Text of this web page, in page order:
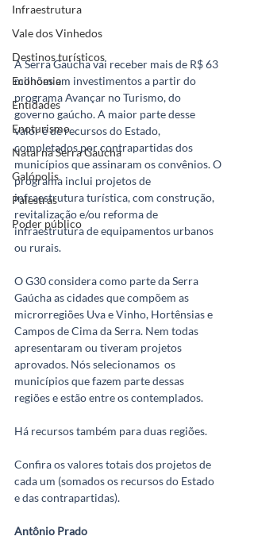
Infraestrutura
Vale dos Vinhedos
Destinos turísticos
Economia
Entidades
Enoturismo
Natal na Serra Gaúcha
Galópolis
Palestras
Poder público
A Serra Gaúcha vai receber mais de R$ 63
milhões em investimentos a partir do
programa Avançar no Turismo, do
governo gaúcho. A maior parte desse
valor é de recursos do Estado,
completados por contrapartidas dos
municípios que assinaram os convênios. O
programa inclui projetos de
infraestrutura turística, com construção,
revitalização e/ou reforma de
infraestrutura de equipamentos urbanos
ou rurais.
O G30 considera como parte da Serra
Gaúcha as cidades que compõem as
microrregiões Uva e Vinho, Hortênsias e
Campos de Cima da Serra. Nem todas
apresentaram ou tiveram projetos
aprovados. Nós selecionamos  os
municípios que fazem parte dessas
regiões e estão entre os contemplados.
Há recursos também para duas regiões.
Confira os valores totais dos projetos de
cada um (somados os recursos do Estado
e das contrapartidas).
Antônio Prado